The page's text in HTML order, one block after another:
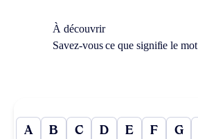
À découvrir
Savez-vous ce que signifie le mot
A B C D E F G